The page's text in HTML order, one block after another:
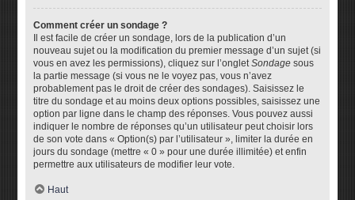
Comment créer un sondage ?
Il est facile de créer un sondage, lors de la publication d’un
nouveau sujet ou la modification du premier message d’un sujet (si
vous en avez les permissions), cliquez sur l’ongletSondage sous
la partie message (si vous ne le voyez pas, vous n’avez
probablement pas le droit de créer des sondages). Saisissez le
titre du sondage et au moins deux options possibles, saisissez une
option par ligne dans le champ des réponses. Vous pouvez aussi
indiquer le nombre de réponses qu’un utilisateur peut choisir lors
de son vote dans « Option(s) par l’utilisateur », limiter la durée en
jours du sondage (mettre « 0 » pour une durée illimitée) et enfin
permettre aux utilisateurs de modifier leur vote.
Haut